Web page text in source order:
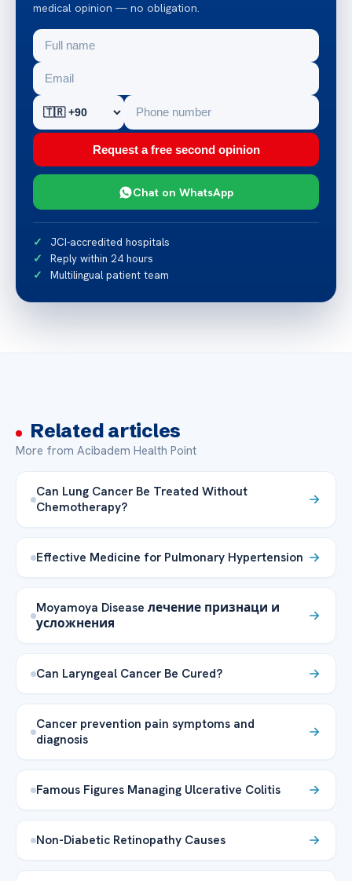
medical opinion — no obligation.
Request a free second opinion
Chat on WhatsApp
JCI-accredited hospitals
Reply within 24 hours
Multilingual patient team
Related articles
More from Acibadem Health Point
Can Lung Cancer Be Treated Without
Chemotherapy?
Effective Medicine for Pulmonary Hypertension
Moyamoya Disease лечение признаци и
усложнения
Can Laryngeal Cancer Be Cured?
Cancer prevention pain symptoms and
diagnosis
Famous Figures Managing Ulcerative Colitis
Non-Diabetic Retinopathy Causes